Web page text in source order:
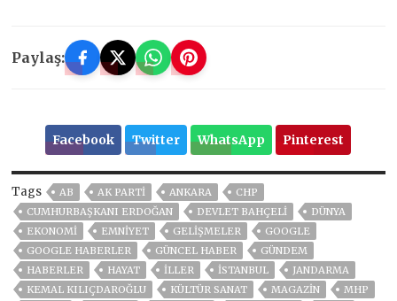
Paylaş:
Facebook Twitter WhatsApp Pinterest
Tags AB AK PARTİ ANKARA
CHP
CUMHURBAŞKANI ERDOĞAN
DEVLET BAHÇELİ
DÜNYA
EKONOMİ
EMNİYET GELIŞMELER
GOOGLE
GOOGLE HABERLER
GÜNCEL HABER
GÜNDEM
HABERLER
HAYAT İLLER ISTANBUL
JANDARMA
KEMAL KILIÇDAROĞLU
KÜLTÜR SANAT MAGAZİN
MHP